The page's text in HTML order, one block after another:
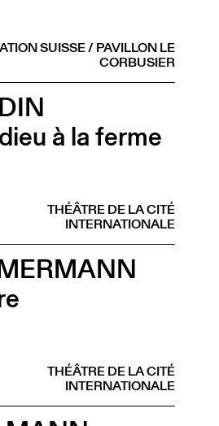
SUISSE / PAVILLON LE
CORBUSIER
à la ferme
THÉÂTRE DE LA CITÉ
INTERNATIONALE
THÉÂTRE DE LA CITÉ
INTERNATIONALE